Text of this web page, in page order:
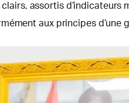
assortis d’indicateurs
aux principes d’une